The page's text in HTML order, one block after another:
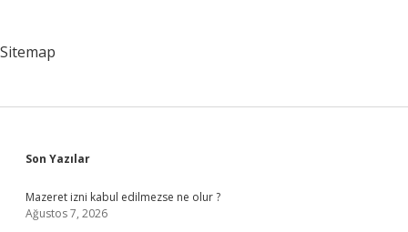
Sitemap
Sidebar
Son Yazılar
Mazeret izni kabul edilmezse ne olur ?
Ağustos 7, 2026